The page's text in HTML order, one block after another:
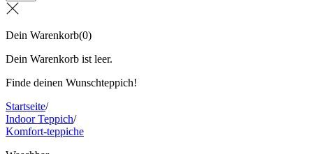
Dein Warenkorb(0)
Dein Warenkorb ist leer.
Finde deinen Wunschteppich!
Startseite/
Indoor Teppich/
Komfort-teppiche